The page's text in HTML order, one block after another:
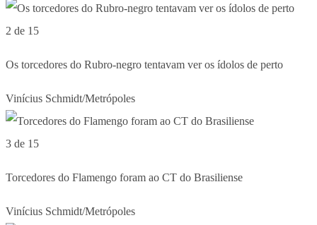
2 de 15
Os torcedores do Rubro-negro tentavam ver os ídolos de perto
Vinícius Schmidt/Metrópoles
3 de 15
Torcedores do Flamengo foram ao CT do Brasiliense
Vinícius Schmidt/Metrópoles